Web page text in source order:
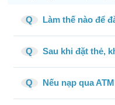
Q Làm thế nào để
Q Sau khi đặt thẻ,
Q Nếu nạp qua